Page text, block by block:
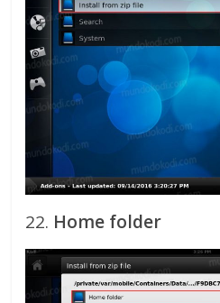
22. Home folder